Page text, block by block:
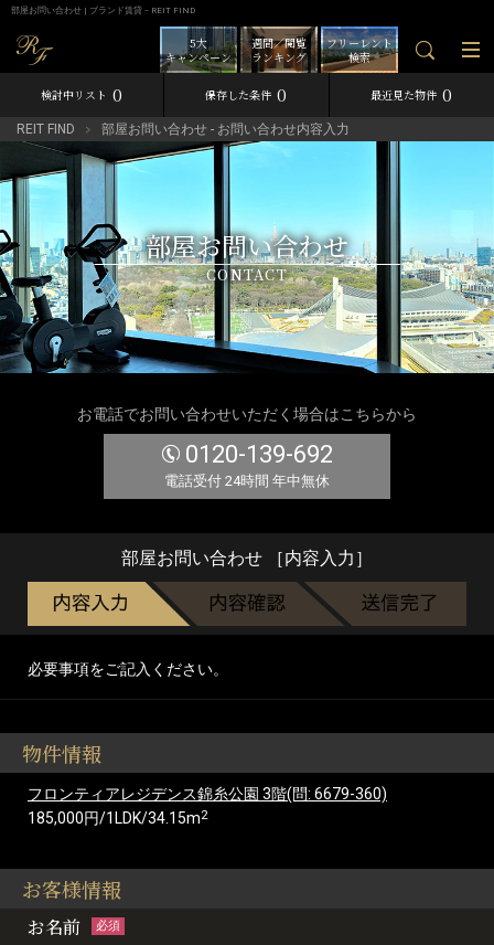
部屋お問い合わせ | ブランド賃貸－REIT FIND
フリーレント
検索
週間／閲覧
ランキング
5大
キャンペーン
検討中リスト 0 保存した条件 0 最近見た物件 0
REIT FIND 部屋お問い合わせ - お問い合わせ内容入力
部屋お問い合わせ
CONTACT
お電話でお問い合わせいただく場合はこちらから
0120-139-692
電話受付 24時間 年中無休
部屋お問い合わせ ［内容入力］
必要事項をご記入ください。
物件情報
フロンティアレジデンス錦糸公園 3階(問: 6679-360)
185,000円/1LDK/34.15m2
お客様情報
お名前 必須